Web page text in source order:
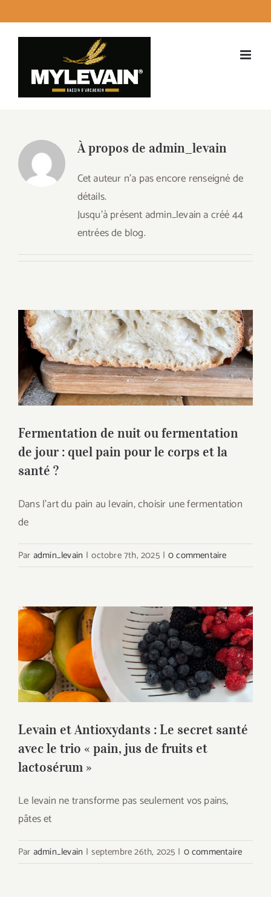
au
À propos de admin_levain
Cet auteur n'a pas encore renseigné de
détails.
Jusqu'à présent admin_levain a créé 44
entrées de blog.
Fermentation de nuit ou fermentation de
jour : quel pain pour le corps et la santé ?
Fermentation de nuit ou fermentation
de jour : quel pain pour le corps et la
santé ?
Dans l’art du pain au levain, choisir une fermentation
de
Par admin_levain | octobre 7th, 2025 | 0 commentaire
Levain et Antioxydants : Le secret santé
avec le trio « pain, jus de fruits et
lactosérum »
Levain et Antioxydants : Le secret santé
avec le trio « pain, jus de fruits et
lactosérum »
Le levain ne transforme pas seulement vos pains,
pâtes et
Par admin_levain | septembre 26th, 2025 | 0 commentaire